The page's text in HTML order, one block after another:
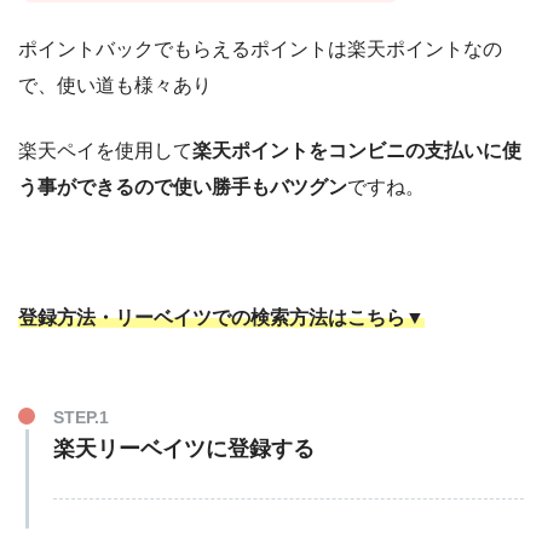
ポイントバックでもらえるポイントは楽天ポイントなの
で、使い道も様々あり
楽天ペイを使用して楽天ポイントをコンビニの支払いに使
う事ができるので使い勝手もバツグンですね。
登録方法・リーベイツでの検索方法はこちら▼
STEP.1
楽天リーベイツに登録する